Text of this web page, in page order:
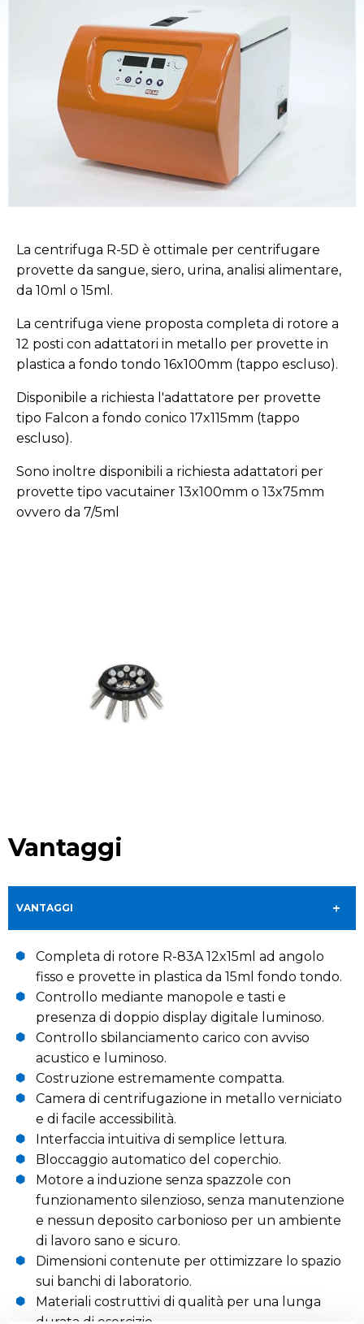
La centrifuga R-5D è ottimale per centrifugare
provette da sangue, siero, urina, analisi alimentare,
da 10ml o 15ml.
La centrifuga viene proposta completa di rotore a
12 posti con adattatori in metallo per provette in
plastica a fondo tondo 16x100mm (tappo escluso).
Disponibile a richiesta l'adattatore per provette
tipo Falcon a fondo conico 17x115mm (tappo
escluso).
Sono inoltre disponibili a richiesta adattatori per
provette tipo vacutainer 13x100mm o 13x75mm
ovvero da 7/5ml
Vantaggi
VANTAGGI
Completa di rotore R-83A 12x15ml ad angolo
fisso e provette in plastica da 15ml fondo tondo.
Controllo mediante manopole e tasti e
presenza di doppio display digitale luminoso.
Controllo sbilanciamento carico con avviso
acustico e luminoso.
Costruzione estremamente compatta.
Camera di centrifugazione in metallo verniciato
e di facile accessibilità.
Interfaccia intuitiva di semplice lettura.
Bloccaggio automatico del coperchio.
Motore a induzione senza spazzole con
funzionamento silenzioso, senza manutenzione
e nessun deposito carbonioso per un ambiente
di lavoro sano e sicuro.
Dimensioni contenute per ottimizzare lo spazio
sui banchi di laboratorio.
Materiali costruttivi di qualità per una lunga